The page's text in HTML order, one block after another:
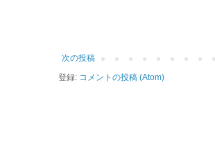
次の投稿
登録: コメントの投稿 (Atom)